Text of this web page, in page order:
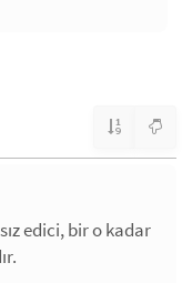
edici, bir o kadar